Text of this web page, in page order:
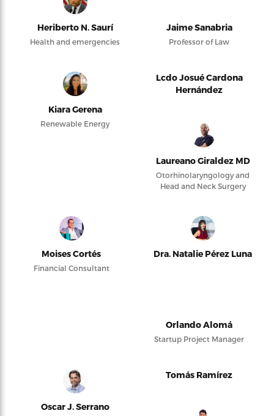
Heriberto N. Saurí
Health and emergencies
Jaime Sanabria
Professor of Law
Kiara Gerena
Renewable Energy
Lcdo Josué Cardona
Hernández
Laureano Giraldez MD
Otorhinolaryngology and
Head and Neck Surgery
Moises Cortés
Financial Consultant
Dra. Natalie Pérez Luna
Orlando Alomá
Startup Project Manager
Oscar J. Serrano
Tomás Ramírez